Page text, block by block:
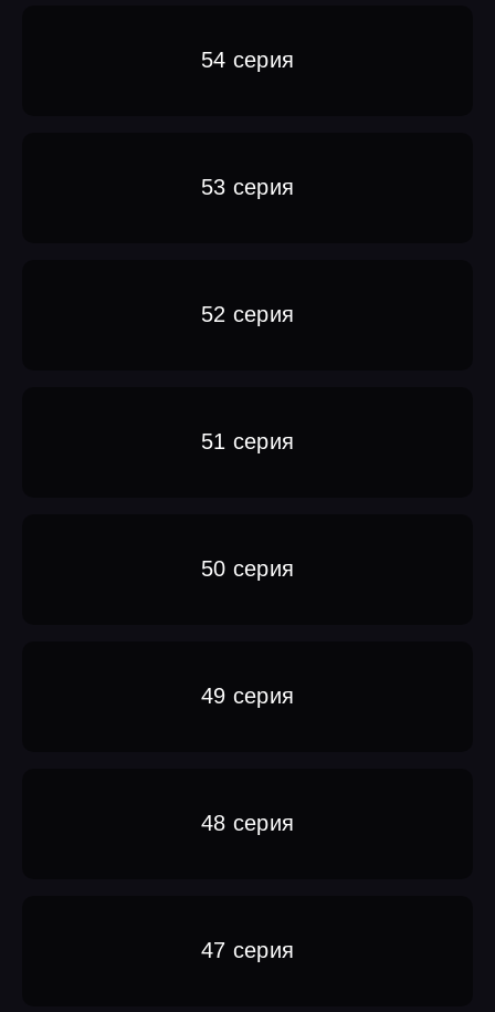
54 серия
53 серия
52 серия
51 серия
50 серия
49 серия
48 серия
47 серия